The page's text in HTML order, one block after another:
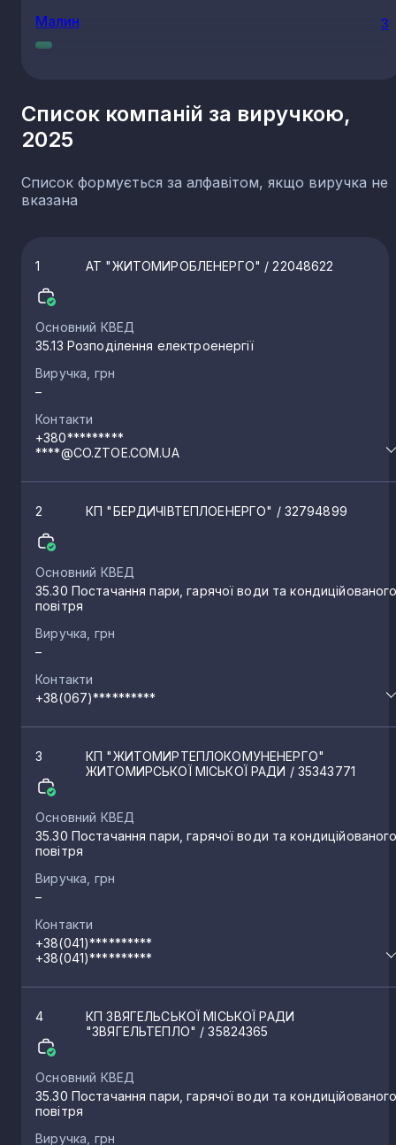
Малин 3
Баранівка
Гардишівка
Довжик
Попільня
Чуднів
Половецьке 2
Оліївка
Базар 2
Новогуйвинське
Великі Лісівці
Висока Піч
Вакуленчук
Кожухівка
Народичі
Олевськ
Список компаній за виручкою,
2025
Список формується за алфавітом, якщо виручка не
вказана
1 АТ "ЖИТОМИРОБЛЕНЕРГО" / 22048622
Основний КВЕД
35.13 Розподілення електроенергії
Виручка, грн
–
Контакти
+380*********
****@CO.ZTOE.COM.UA
2 КП "БЕРДИЧІВТЕПЛОЕНЕРГО" / 32794899
Основний КВЕД
35.30 Постачання пари, гарячої води та
повітря
Виручка, грн
–
Контакти
+38(067)**********
3
КП "ЖИТОМИРТЕПЛОКОМУНЕНЕРГО"
ЖИТОМИРСЬКОЇ МІСЬКОЇ РАДИ / 35343771
Основний КВЕД
35.30 Постачання пари, гарячої води та
повітря
Виручка, грн
–
Контакти
+38(041)**********
+38(041)**********
4
КП ЗВЯГЕЛЬСЬКОЇ МІСЬКОЇ РАДИ
"ЗВЯГЕЛЬТЕПЛО" / 35824365
Основний КВЕД
35.30 Постачання пари, гарячої води та
повітря
Виручка, грн